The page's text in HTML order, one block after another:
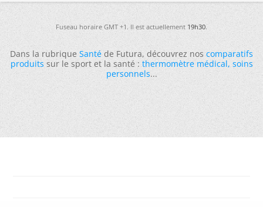
Fuseau horaire GMT +1. Il est actuellement19h30.
Dans la rubriqueSantéde Futura, découvrez noscomparatifs
produitssur le sport et la santé :thermomètre médical,soins
personnels...